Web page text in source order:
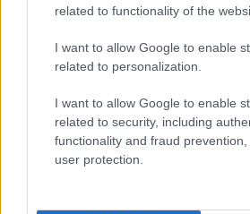
related to functionality of the
I want to allow Google to enable
related to personalization.
I want to allow Google to enable
related to security, including
functionality and fraud
user protection.
Πηγές: ΑΠΕ-ΜΠΕ-AFP-Reuters
ΑΚΟΛΟΥΘΗΣΤΕ ΜΑΣ ΣΤΟ